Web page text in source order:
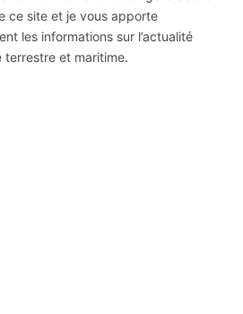
ce site et je vous apporte
les informations sur l’actualité
terrestre et maritime.